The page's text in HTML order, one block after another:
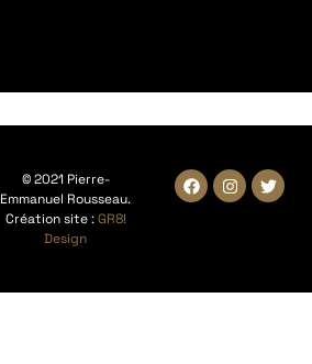
© 2021 Pierre-
Emmanuel Rousseau.
Création site :GR8!
Design